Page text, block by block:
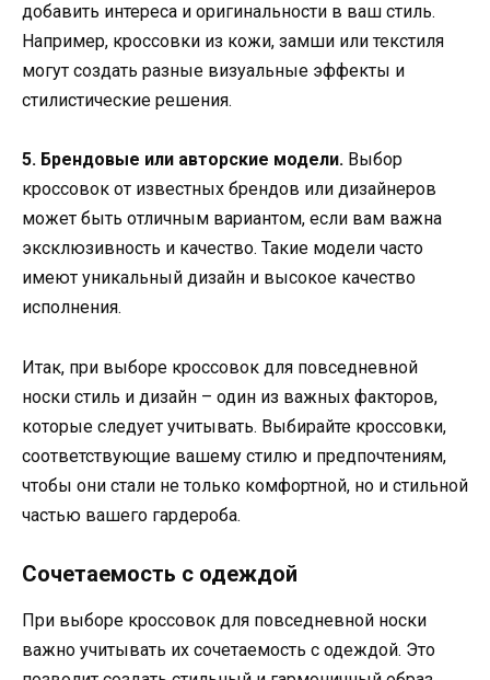
добавить интереса и оригинальности в ваш стиль.
Например, кроссовки из кожи, замши или текстиля
могут создать разные визуальные эффекты и
стилистические решения.
5. Брендовые или авторские модели. Выбор
кроссовок от известных брендов или дизайнеров
может быть отличным вариантом, если вам важна
эксклюзивность и качество. Такие модели часто
имеют уникальный дизайн и высокое качество
исполнения.
Итак, при выборе кроссовок для повседневной
носки стиль и дизайн – один из важных факторов,
которые следует учитывать. Выбирайте кроссовки,
соответствующие вашему стилю и предпочтениям,
чтобы они стали не только комфортной, но и стильной
частью вашего гардероба.
Сочетаемость с одеждой
При выборе кроссовок для повседневной носки
важно учитывать их сочетаемость с одеждой. Это